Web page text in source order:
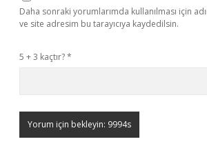
Daha sonraki yorumlarımda kullanılması için
ve site adresim bu tarayıcıya kaydedilsin.
5 + 3 kaçtır?*